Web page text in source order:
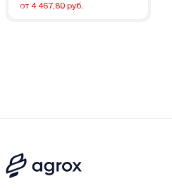
от 4 467,80 руб.